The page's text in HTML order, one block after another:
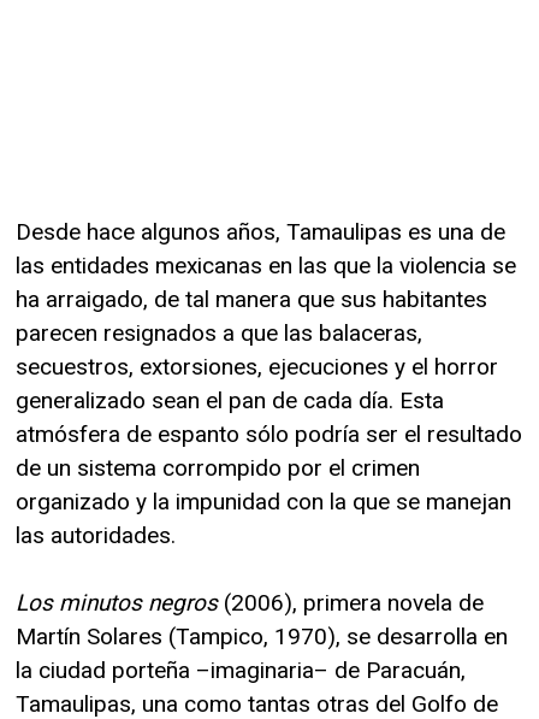
Desde hace algunos años, Tamaulipas es una de
las entidades mexicanas en las que la violencia se
ha arraigado, de tal manera que sus habitantes
parecen resignados a que las balaceras,
secuestros, extorsiones, ejecuciones y el horror
generalizado sean el pan de cada día. Esta
atmósfera de espanto sólo podría ser el resultado
de un sistema corrompido por el crimen
organizado y la impunidad con la que se manejan
las autoridades.
Los minutos negros(2006), primera novela de
Martín Solares (Tampico, 1970), se desarrolla en
la ciudad porteña –imaginaria– de Paracuán,
Tamaulipas, una como tantas otras del Golfo de